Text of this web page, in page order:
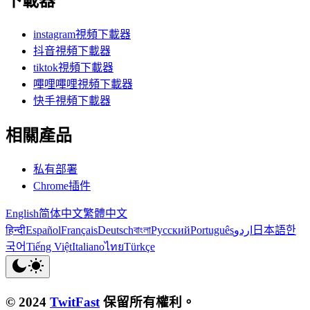
instagram視頻下載器
抖音視頻下載器
tiktok視頻下載器
嗶哩嗶哩視頻下載器
快手視頻下載器
相關產品
私有部署
Chrome插件
English简体中文繁體中文
हिन्दीEspañolFrançaisDeutschবাংলাРусскийPortuguêsاردو 日本語한
국어Tiếng ViệtItalianoไทยTürkçe
© 2024 TwitFast 保留所有權利。